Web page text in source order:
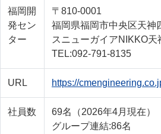
福岡開
発セン
ター
〒810-0001
福岡県福岡市中央区天
スニューガイアNIKKO天
TEL:092-791-8135
URL https://
社員数
69名（2026年4月現在）
グループ連結:86名